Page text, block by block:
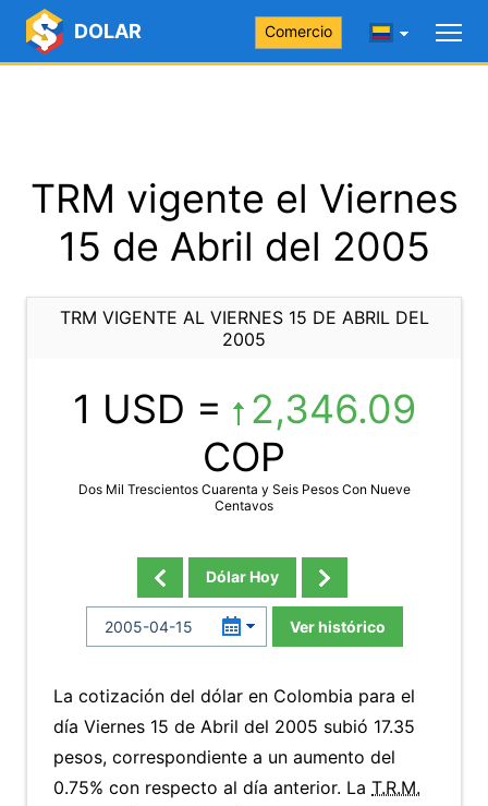
DOLAR Comercio
TRM vigente el Viernes
15 de Abril del 2005
TRM VIGENTE AL VIERNES 15 DE ABRIL DEL
2005
1 USD =
2,346.09
COP
Dos Mil Trescientos Cuarenta y Seis Pesos Con Nueve
Centavos
Dólar Hoy
Ver histórico
La cotización del dólar en Colombia para el
día Viernes 15 de Abril del 2005 subió 17.35
pesos, correspondiente a un aumento del
0.75% con respecto al día anterior. La T.R.M.